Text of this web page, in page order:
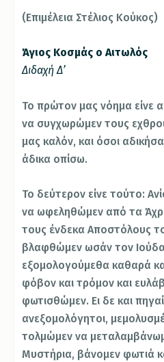
(Επιμέλεια Στέλιος Κούκος)
Άγιος Κοσμάς ο Αιτωλός
Διδαχή Δ’
Το πρώτον μας νόημα είνε
να συγχωρώμεν τους
μας καλόν, και όσοι
άδικα οπίσω.
Το δεύτερον είνε τούτο:
να ωφεληθώμεν από τα
τους ένδεκα Αποστόλους
βλαφθώμεν ωσάν τον
εξομολογούμεθα καθαρά
φόβον και τρόμον και
φωτισθώμεν. Ει δε και
ανεξομολόγητοι,
τολμώμεν να
Μυστήρια, βάνομεν φωτιά